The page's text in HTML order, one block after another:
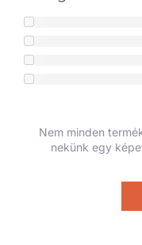
Nem minden
nekünk egy